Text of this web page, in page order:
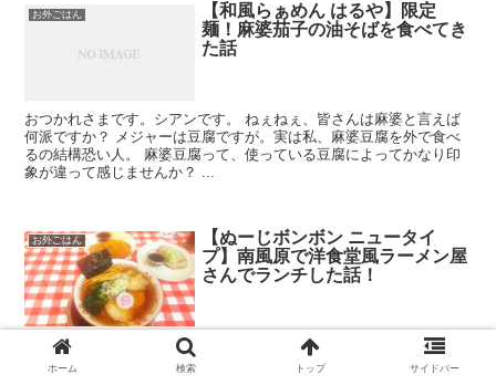
お外ごはん
【和風らぁめん はるや】限定
麺！麻婆茄子の油そばを食べてき
た話
おつかれさまです。シアンです。 ねぇねぇ、皆さんは麻婆と言えば
何派ですか？ メジャーは豆腐ですが。実は私、麻婆豆腐を外で食べ
るの結構恐い人。 麻婆豆腐って、使っている豆腐によってかなり印
象が違って感じませんか？ ...
お外ごはん
【ぬーじボンボン ニュータイ
プ】南風原で洋食堂風ラーメン屋
さんでランチした話！
おつかれさまです。シアンです。 次女ちゃんが何となく元気が無い
ので、保育園お休みさせた日。 お昼ごはんに南風原町の環境の杜ふ
ホーム 検索 トップ サイドバー